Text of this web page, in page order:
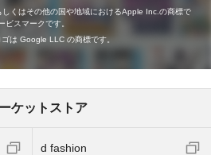
くはその他の国や地域におけるApple Inc.の商標で
スマークです。
は Google LLC の商標です。
ケットストア
d fashion